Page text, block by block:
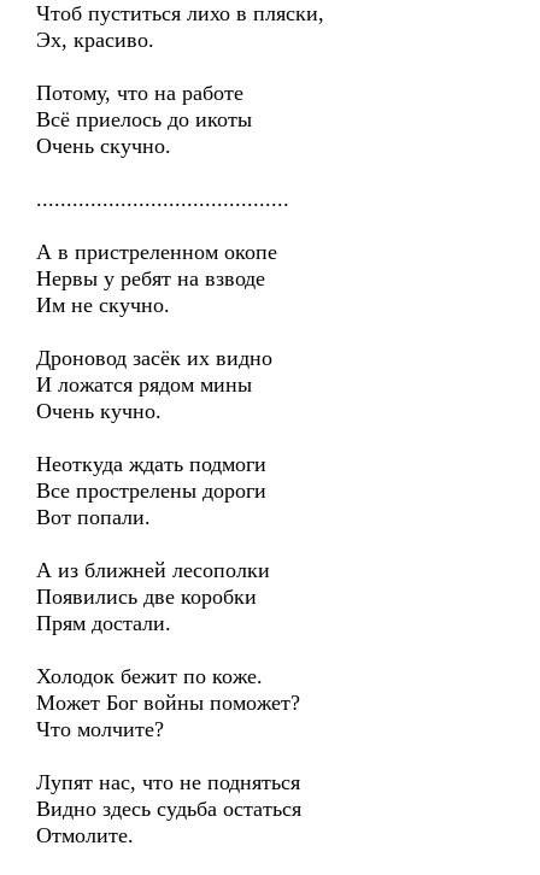
Чтоб пуститься лихо в пляски,
Эх, красиво.
Потому, что на работе
Всё приелось до икоты
Очень скучно.
..........................................
А в пристреленном окопе
Нервы у ребят на взводе
Им не скучно.
Дроновод засёк их видно
И ложатся рядом мины
Очень кучно.
Неоткуда ждать подмоги
Все прострелены дороги
Вот попали.
А из ближней лесополки
Появились две коробки
Прям достали.
Холодок бежит по коже.
Может Бог войны поможет?
Что молчите?
Лупят нас, что не подняться
Видно здесь судьба остаться
Отмолите.